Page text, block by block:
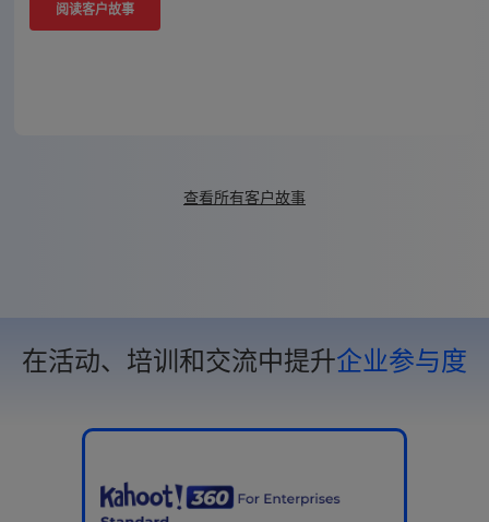
阅读客户故事
查看所有客户故事
在活动、培训和交流中提升企业参与度